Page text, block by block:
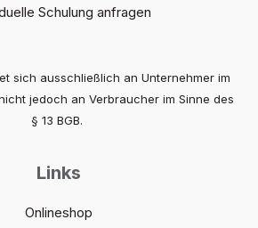
Schulung anfragen
sich ausschließlich an Unternehmer im
jedoch an Verbraucher im Sinne des
§ 13 BGB.
Links
Onlineshop